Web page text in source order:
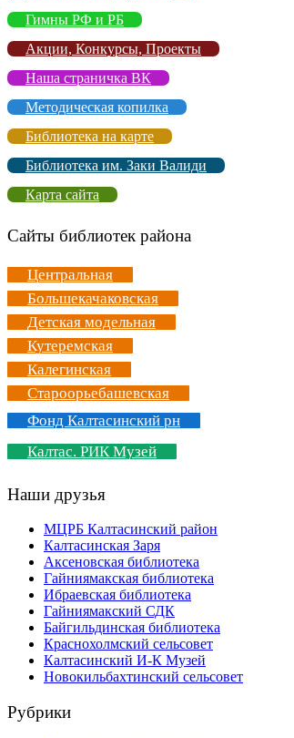
Гимны РФ и РБ
Акции, Конкурсы, Проекты
Наша страничка ВК
Методическая копилка
Библиотека на карте
Библиотека им. Заки Валиди
Карта сайта
Сайты библиотек района
Центральная
Большекачаковская
Детская модельная
Кутеремская
Калегинская
Староорьебашевская
Фонд Калтасинский рн
Калтас. РИК Музей
Наши друзья
МЦРБ Калтасинский район
Калтасинская Заря
Аксеновская библиотека
Гайниямакская библиотека
Ибраевская библиотека
Гайниямакский СДК
Байгильдинская библиотека
Краснохолмский сельсовет
Калтасинский И-К Музей
Новокильбахтинский сельсовет
Рубрики